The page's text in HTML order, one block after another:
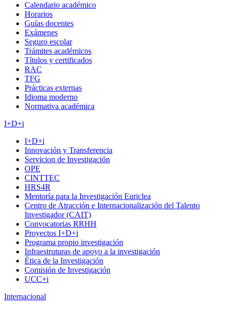
Calendario académico
Horarios
Guías docentes
Exámenes
Seguro escolar
Trámites académicos
Títulos y certificados
RAC
TFG
Prácticas externas
Idioma moderno
Normativa académica
I+D+i
I+D+i
Innovación y Transferencia
Servicion de Investigación
OPE
CINTTEC
HRS4R
Mentoría para la Investigación Euriclea
Centro de Atracción e Internacionalización del Talento
Investigador (CAIT)
Convocatorias RRHH
Proyectos I+D+i
Programa propio investigación
Infraestruturas de apoyo a la investigación
Ética de la Investigación
Comisión de Investigación
UCC+i
Internacional